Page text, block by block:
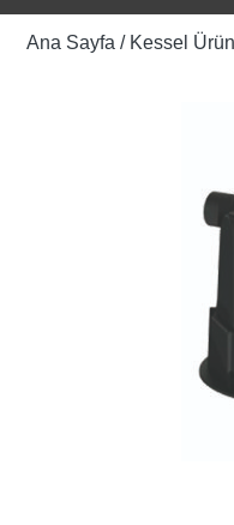
Ana Sayfa / Kessel